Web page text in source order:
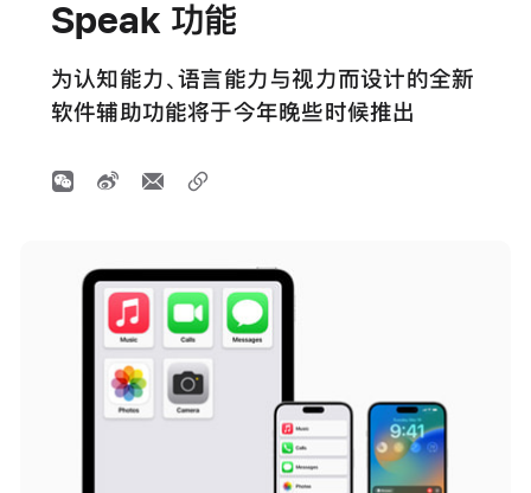
Speak 功能
为认知能力、语言能力与视力而设计的全新
软件辅助功能将于今年晚些时候推出